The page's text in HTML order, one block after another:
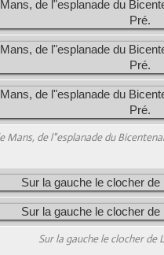
Mans, de l"esplanade du
Sur la gauche le clocher de